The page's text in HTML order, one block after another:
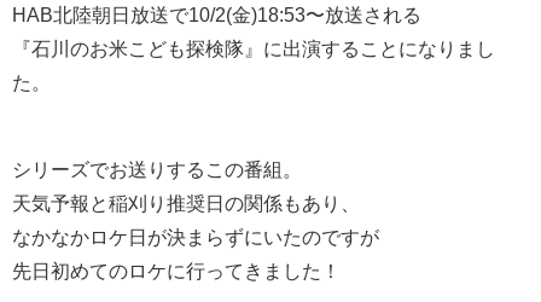
HAB北陸朝日放送で10/2(金)18:53〜放送される
『石川のお米こども探検隊』に出演することになりまし
た。
シリーズでお送りするこの番組。
天気予報と稲刈り推奨日の関係もあり、
なかなかロケ日が決まらずにいたのですが
先日初めてのロケに行ってきました！